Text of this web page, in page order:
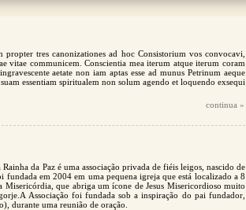
tres canonizationes ad hoc Consistorium vos convocavi,
vitae communicem. Conscientia mea iterum atque iterum coram
aetate non iam aptas esse ad munus Petrinum aeque
essentiam spiritualem non solum agendo et loquendo exsequi
continua »
da Paz é uma associação privada de fiéis leigos, nascido de
em 2004 em uma pequena igreja que está localizado a 8
que abriga um ícone de Jesus Misericordioso muito
Associação foi fundada sob a inspiração do pai fundador,
durante uma reunião de oração.